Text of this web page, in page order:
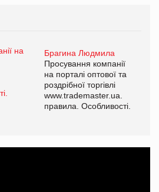
Брагина Людмила
Просування компанії
на порталі оптової та
роздрібної торгівлі
www.trademaster.ua.
правила. Особливості.